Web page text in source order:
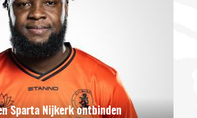
Sparta Nijkerk ontbinden